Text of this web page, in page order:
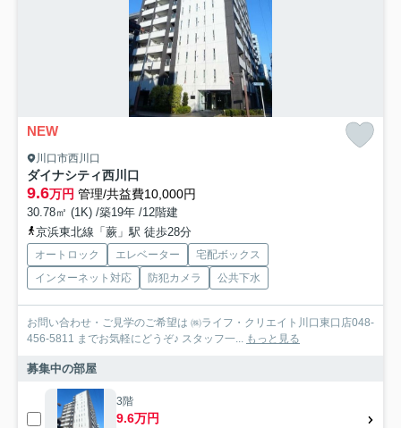
NEW
川口市西川口
ダイナシティ西川口
9.6万円 管理/共益費10,000円
30.78㎡ (1K) /築19年 /12階建
京浜東北線「蕨」駅 徒歩28分
オートロック エレベーター
宅配ボックス
インターネット対応
防犯カメラ 公共下水
お問い合わせ・ご見学のご希望は ㈱ライフ・クリエイト川口東口店048-
456-5811 までお気軽にどうぞ♪ スタッフ一...
もっと見る
募集中の部屋
3階
9.6万円